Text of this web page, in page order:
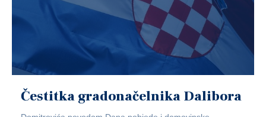
Čestitka gradonačelnika Dalibora